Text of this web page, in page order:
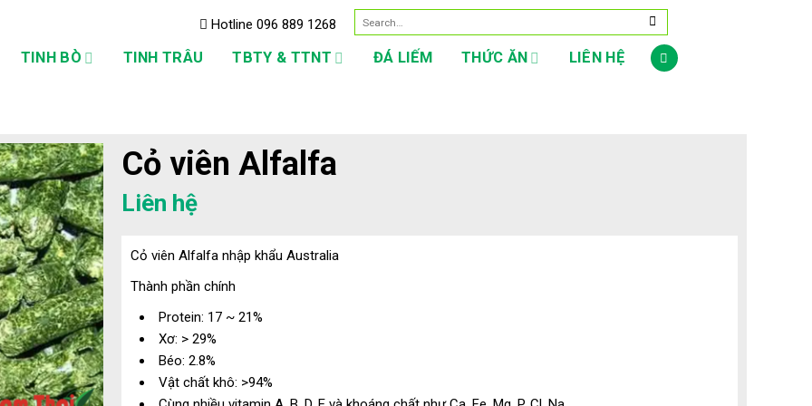
Hotline 096 889 1268
TINH BÒ TINH TRÂU TBTY & TTNT ĐÁ LIẾM THỨC ĂN LIÊN HỆ
Cỏ viên Alfalfa
Liên hệ
Cỏ viên Alfalfa nhập khẩu Australia
Thành phần chính
Protein: 17 ~ 21%
Xơ: > 29%
Béo: 2.8%
Vật chất khô: >94%